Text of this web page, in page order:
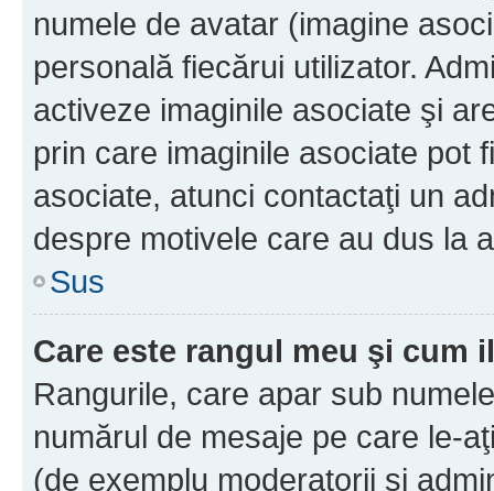
numele de avatar (imagine
personală fiecărui utilizator.
activeze imaginile asociate şi
prin care imaginile asociate pot
asociate, atunci contactaţi un
despre motivele care au dus la
Sus
Care este rangul meu şi cum
Rangurile, care apar sub
numărul de mesaje pe care le-
(de exemplu moderatorii şi